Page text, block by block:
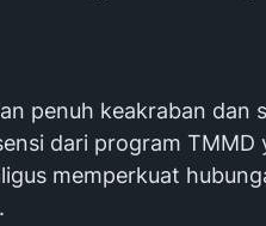
penuh keakraban dan
dari program TMMD
memperkuat